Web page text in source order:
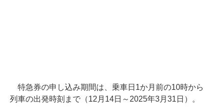
特急券の申し込み期間は、乗車日1か月前の10時から
列車の出発時刻まで（12月14日～2025年3月31日）。